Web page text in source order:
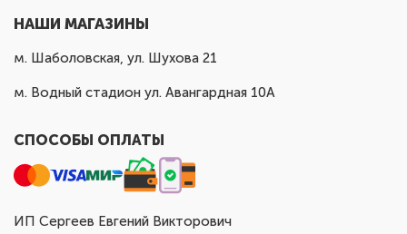
НАШИ МАГАЗИНЫ
м. Шаболовская, ул. Шухова 21
м. Водный стадион ул. Авангардная 10А
СПОСОБЫ ОПЛАТЫ
ИП Сергеев Евгений Викторович